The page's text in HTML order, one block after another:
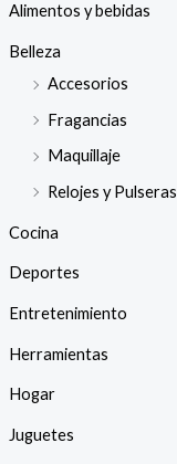
Alimentos y bebidas
Belleza
Accesorios
Fragancias
Maquillaje
Relojes y Pulseras
Cocina
Deportes
Entretenimiento
Herramientas
Hogar
Juguetes